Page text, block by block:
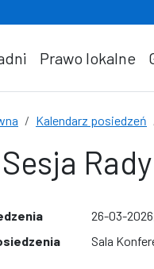
Prawo lokalne
Kalendarz posiedzeń
26-03-
Sala